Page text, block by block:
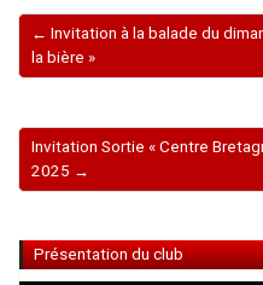
← Invitation à la balade du
la bière »
Invitation Sortie « Centre
2025 →
Présentation du club